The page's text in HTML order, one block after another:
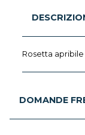
Rosetta apribile
DOMANDE